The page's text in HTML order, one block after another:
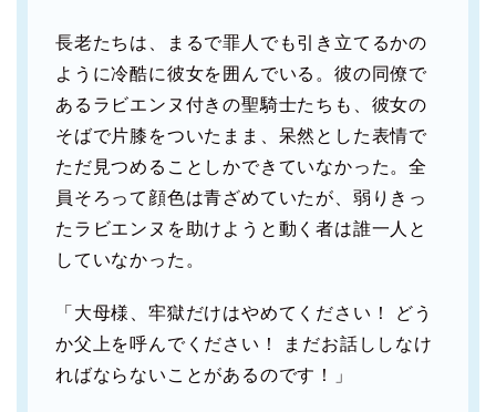
長老たちは、まるで罪人でも引き立てるかの
ように冷酷に彼女を囲んでいる。彼の同僚で
あるラビエンヌ付きの聖騎士たちも、彼女の
そばで片膝をついたまま、呆然とした表情で
ただ見つめることしかできていなかった。全
員そろって顔色は青ざめていたが、弱りきっ
たラビエンヌを助けようと動く者は誰一人と
していなかった。
「大母様、牢獄だけはやめてください！ どう
か父上を呼んでください！ まだお話ししなけ
ればならないことがあるのです！」